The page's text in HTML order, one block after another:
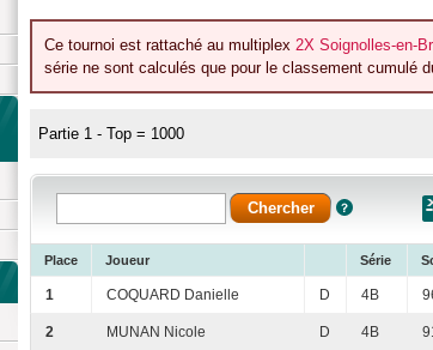
Ce tournoi est rattaché au multiplex 2X Soignolles-en-
série ne sont calculés que pour le classement cumulé
Partie 1 - Top = 1000
Place Joueur Série
1 COQUARD Danielle D 4B
2 MUNAN Nicole D 4B